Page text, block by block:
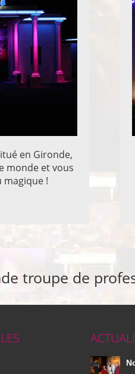
en Gironde,
monde et vous
magique !
troupe de